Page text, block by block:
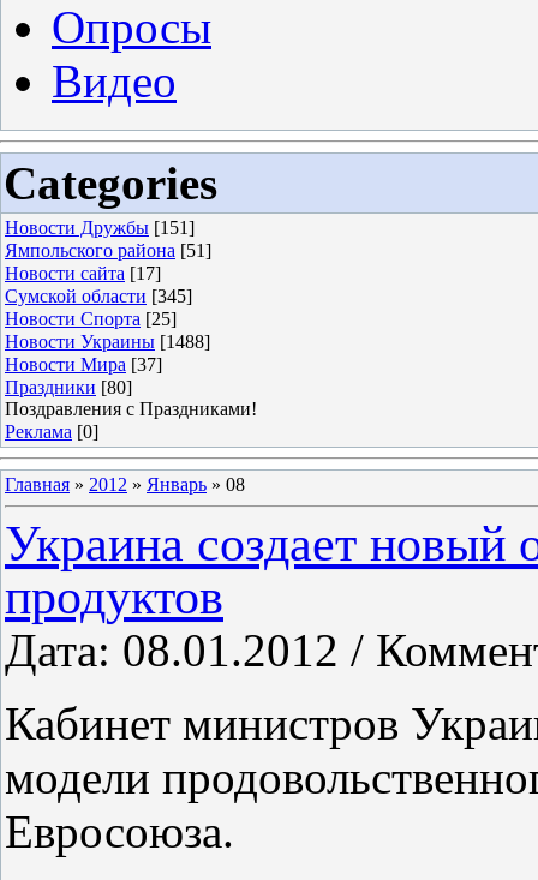
Опросы
Видео
Categories
Новости Дружбы [151]
Ямпольского района [51]
Новости сайта [17]
Сумской области [345]
Новости Спорта [25]
Новости Украины [1488]
Новости Мира [37]
Праздники [80]
Поздравления с Праздниками!
Реклама [0]
Главная » 2012 » Январь » 08
Украина создает новый
продуктов
Дата: 08.01.2012 /
Кабинет министров
модели
Евросоюза.